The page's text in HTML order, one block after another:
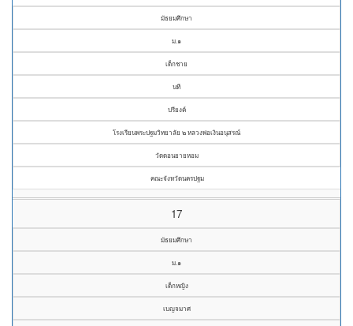
มัธยมศึกษา
ม.๑
เด็กชาย
นที
ปรียงค์
โรงเรียนพระปฐมวิทยาลัย ๒ หลวงพ่อเงินอนุสรณ์
วัดดอนยายหอม
คณะจังหวัดนครปฐม
17
มัธยมศึกษา
ม.๑
เด็กหญิง
เบญจมาศ